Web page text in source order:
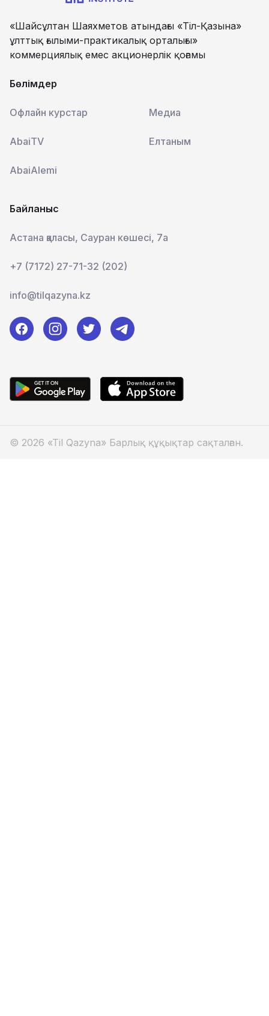
«Шайсұлтан Шаяхметов атындағы «Тіл-Қазына»
ұлттық ғылыми-практикалық орталығы»
коммерциялық емес акционерлік қоғамы
Бөлімдер
Офлайн курстар Медиа
AbaiTV Елтаным
AbaiAlemi
Байланыс
Астана қаласы, Сауран көшесі, 7а
+7 (7172) 27-71-32 (202)
info@tilqazyna.kz
© 2026 «Til Qazyna» Барлық құқықтар сақталған.